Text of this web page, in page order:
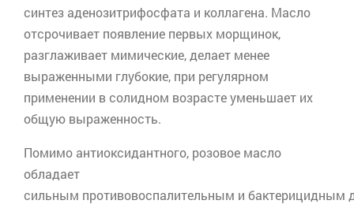
синтез аденозитрифосфата и коллагена. Масло
отсрочивает появление первых морщинок,
разглаживает мимические, делает менее
выраженными глубокие, при регулярном
применении в солидном возрасте уменьшает их
общую выраженность.
Помимо антиоксидантного, розовое масло
обладает
сильным противовоспалительным и бактерицидным